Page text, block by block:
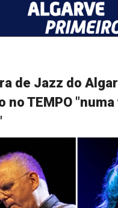
de Jazz do
no TEMPO "numa